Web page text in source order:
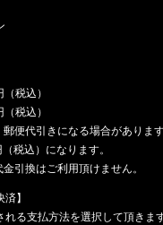
税込）
税込）
便代引きになる場合があります
税込）になります。
引換はご利用頂けません。
】
れる支払方法を選択して頂きま